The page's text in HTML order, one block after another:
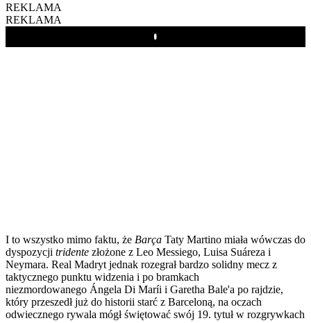
REKLAMA
REKLAMA
Play
I to wszystko mimo faktu, że Barça Taty Martino miała wówczas do
dyspozycji tridente złożone z Leo Messiego, Luisa Suáreza i
Neymara. Real Madryt jednak rozegrał bardzo solidny mecz z
taktycznego punktu widzenia i po bramkach
niezmordowanego Ángela Di Maríi i Garetha Bale'a po rajdzie,
który przeszedł już do historii starć z Barceloną, na oczach
odwiecznego rywala mógł świętować swój 19. tytuł w rozgrywkach